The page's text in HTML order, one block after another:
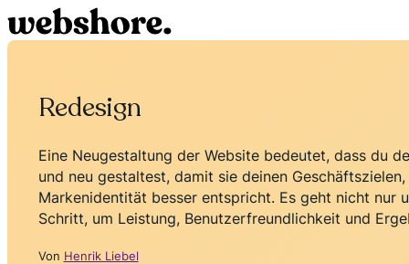
Redesign
Eine Neugestaltung der Website bedeutet, dass du
und neu gestaltest, damit sie deinen
Markenidentität besser entspricht. Es geht nicht nur
Schritt, um Leistung, Benutzerfreundlichkeit und
Von Henrik Liebel